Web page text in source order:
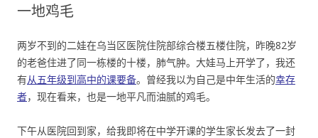
一地鸡毛
两岁不到的二娃在乌当区医院住院部综合楼五楼住院，昨晚82岁
的老爸住进了同一栋楼的十楼，肺气肿。大娃马上开学了，我还
有从五年级到高中的课要备。曾经我以为自己是中年生活的幸存
者，现在看来，也是一地平凡而油腻的鸡毛。
下午从医院回到家，给我即将在中学开课的学生家长发去了一封